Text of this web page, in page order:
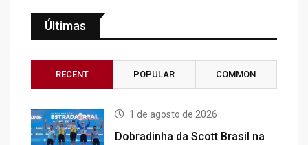
Últimas
RECENT POPULAR COMMON
1 de agosto de 2026
Dobradinha da Scott Brasil na